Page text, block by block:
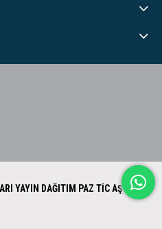
YAYIN DAĞITIM PAZ TİC AŞ Tüm